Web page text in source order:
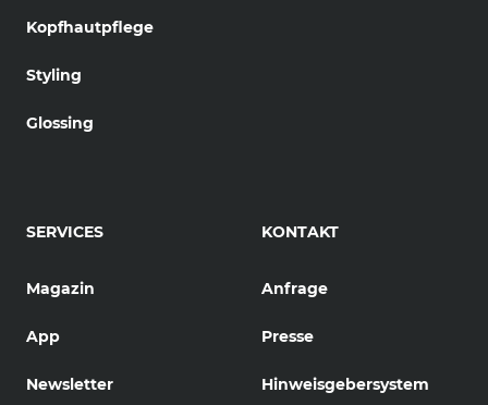
Kopfhautpflege
Styling
Glossing
SERVICES
Magazin
App
Newsletter
KONTAKT
Anfrage
Presse
Hinweisgebersystem